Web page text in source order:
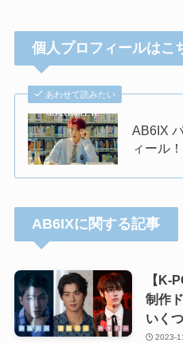
個人プロフィールはこ
あわせて読みたい
AB6IX
ィール
AB6IXに関する記事
【K-
制作
いく
2023-